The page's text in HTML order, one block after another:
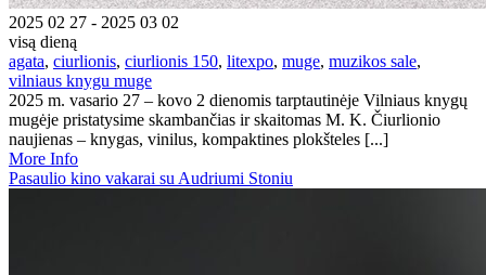
2025 02 27 - 2025 03 02
visą dieną
agata, ciurlionis, ciurlionis 150, litexpo, muge, muzikos sale,
vilniaus knygu muge
2025 m. vasario 27 – kovo 2 dienomis tarptautinėje Vilniaus knygų
mugėje pristatysime skambančias ir skaitomas M. K. Čiurlionio
naujienas – knygas, vinilus, kompaktines plokšteles [...]
More Info
Pasaulio kino vakarai su Audriumi Stoniu